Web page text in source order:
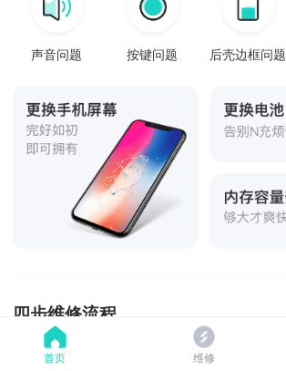
声音问题 按键问题 后壳边框问题
四步维修流程
首页 维修